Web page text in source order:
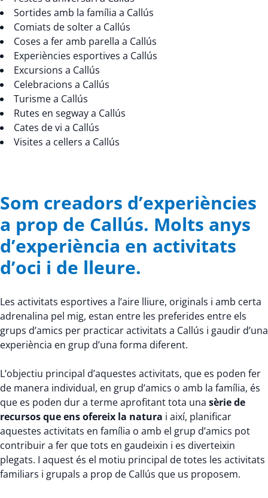
Sortides amb la família a Callús
Comiats de solter a Callús
Coses a fer amb parella a Callús
Experiències esportives a Callús
Excursions a Callús
Celebracions a Callús
Turisme a Callús
Rutes en segway a Callús
Cates de vi a Callús
Visites a cellers a Callús
Som creadors d’experiències
a prop de Callús. Molts anys
d’experiència en activitats
d’oci i de lleure.
Les activitats esportives a l’aire lliure, originals i amb certa
adrenalina pel mig, estan entre les preferides entre els
grups d’amics per practicar activitats a Callús i gaudir d’una
experiència en grup d’una forma diferent.
L’objectiu principal d’aquestes activitats, que es poden fer
de manera individual, en grup d’amics o amb la família, és
que es poden dur a terme aprofitant tota una sèrie de
recursos que ens ofereix la natura i així, planificar
aquestes activitats en família o amb el grup d’amics pot
contribuir a fer que tots en gaudeixin i es diverteixin
plegats. I aquest és el motiu principal de totes les activitats
familiars i grupals a prop de Callús que us proposem.